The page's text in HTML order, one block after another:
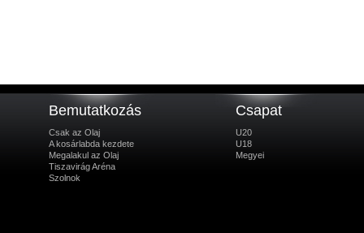
Bemutatkozás
Csak az Olaj
A kosárlabda kezdete
Megalakul az Olaj
Tiszavirág Aréna
Szolnok
Csapat
U20
U18
Megyei